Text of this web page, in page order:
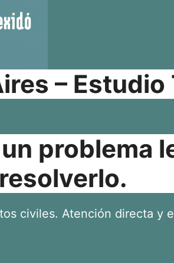
– Estudio
problema
civiles. Atención directa y